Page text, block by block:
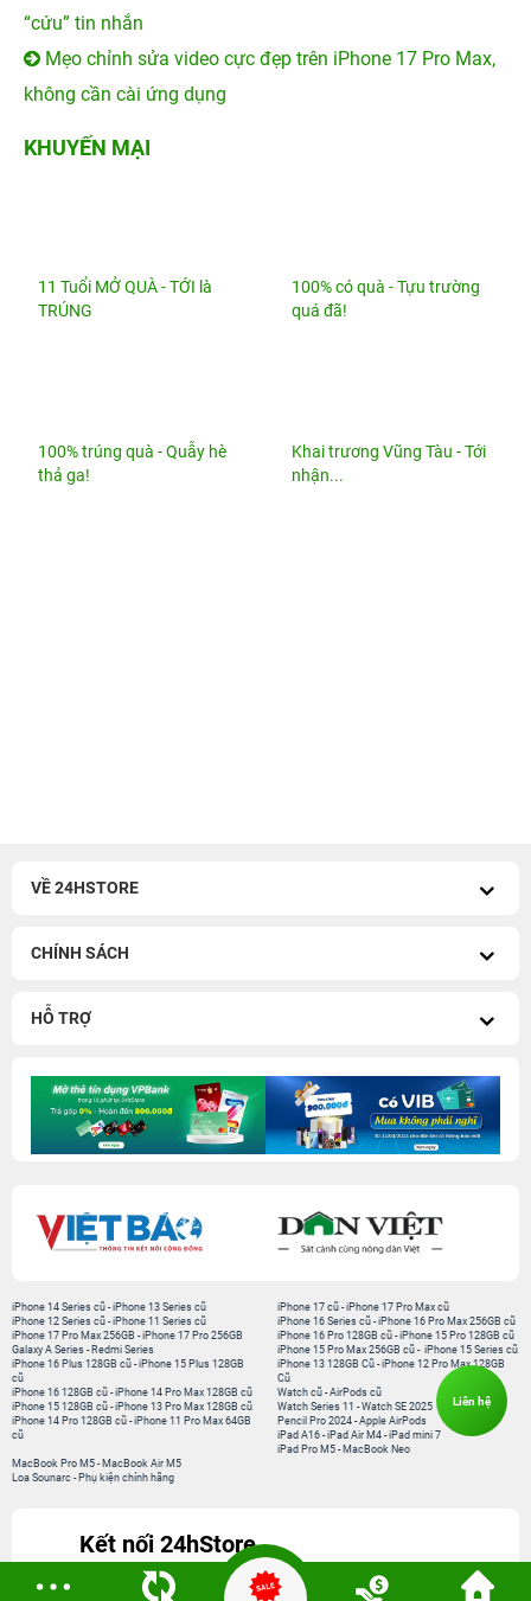
“cứu” tin nhắn
Mẹo chỉnh sửa video cực đẹp trên iPhone 17 Pro Max,
không cần cài ứng dụng
KHUYẾN MẠI
11 Tuổi MỞ QUÀ - TỚI là
TRÚNG
100% có quà - Tựu trường
quá đã!
100% trúng quà - Quẫy hè
thả ga!
Khai trương Vũng Tàu - Tới
nhận...
VỀ 24HSTORE
CHÍNH SÁCH
HỖ TRỢ
iPhone 14 Series cũ -iPhone 13 Series cũ
iPhone 12 Series cũ -iPhone 11 Series cũ
iPhone 17 Pro Max 256GB -iPhone 17 Pro 256GB
Galaxy A Series - Redmi Series
iPhone 17 cũ -iPhone 17 Pro Max cũ
iPhone 16 Series cũ - iPhone 16 Pro Max 256GB cũ
iPhone 16 Pro 128GB cũ -iPhone 15 Pro 128GB cũ
iPhone 15 Pro Max 256GB cũ - iPhone 15 Series cũ
iPhone 16 Plus 128GB cũ -iPhone 15 Plus 128GB
cũ
iPhone 16 128GB cũ -iPhone 14 Pro Max 128GB cũ
iPhone 15 128GB cũ -iPhone 13 Pro Max 128GB cũ
iPhone 14 Pro 128GB cũ -iPhone 11 Pro Max 64GB
cũ
iPhone 13 128GB Cũ -iPhone 12 Pro Max 128GB
Cũ
Watch cũ -AirPods cũ
Watch Series 11 -Watch SE 2025
Pencil Pro 2024 -Apple AirPods
iPad A16 -iPad Air M4 -iPad mini 7
iPad Pro M5 - MacBook Neo
MacBook Pro M5 - MacBook Air M5
Loa Sounarc - Phụ kiện chính hãng
Kết nối 24hStore
Liên hệ